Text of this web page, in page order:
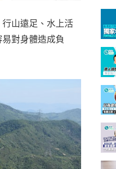
山遠足、水上活
對身體造成負